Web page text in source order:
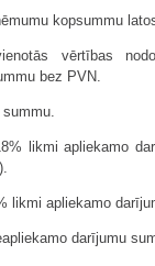
kopsummu
vērtības
bez PVN.
likmi apliekamo
likmi apliekamo
darījumu